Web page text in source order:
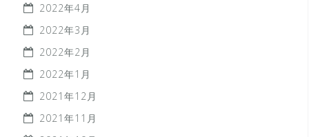
2022年4月
2022年3月
2022年2月
2022年1月
2021年12月
2021年11月